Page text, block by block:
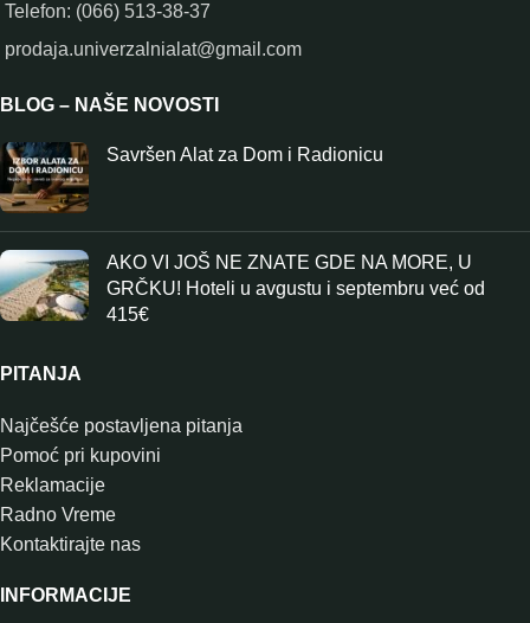
Telefon: (066) 513-38-37
prodaja.univerzalnialat@gmail.com
BLOG – NAŠE NOVOSTI
Savršen Alat za Dom i Radionicu
AKO VI JOŠ NE ZNATE GDE NA MORE, U
GRČKU! Hoteli u avgustu i septembru već od
415€
PITANJA
Najčešće postavljena pitanja
Pomoć pri kupovini
Reklamacije
Radno Vreme
Kontaktirajte nas
INFORMACIJE